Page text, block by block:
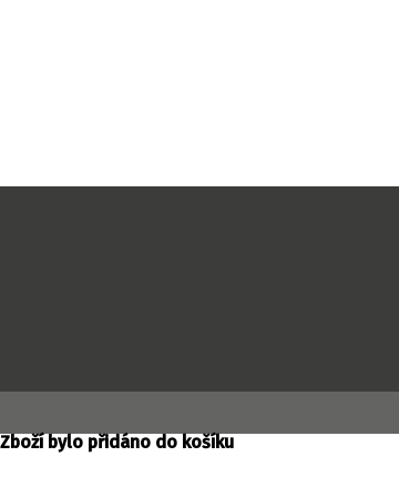
Zboží bylo přidáno do košíku